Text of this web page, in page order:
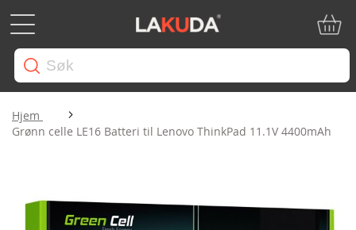
Hjem
Grønn celle LE16 Batteri til Lenovo ThinkPad 11.1V 4400mAh
bildegalleri